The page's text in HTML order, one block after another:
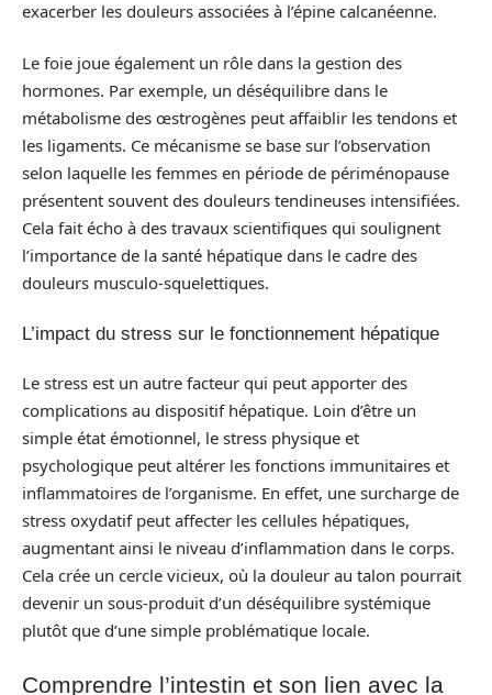
exacerber les douleurs associées à l’épine calcanéenne.
Le foie joue également un rôle dans la gestion des
hormones. Par exemple, un déséquilibre dans le
métabolisme des œstrogènes peut affaiblir les tendons et
les ligaments. Ce mécanisme se base sur l’observation
selon laquelle les femmes en période de périménopause
présentent souvent des douleurs tendineuses intensifiées.
Cela fait écho à des travaux scientifiques qui soulignent
l’importance de la santé hépatique dans le cadre des
douleurs musculo-squelettiques.
L’impact du stress sur le fonctionnement hépatique
Le stress est un autre facteur qui peut apporter des
complications au dispositif hépatique. Loin d’être un
simple état émotionnel, le stress physique et
psychologique peut altérer les fonctions immunitaires et
inflammatoires de l’organisme. En effet, une surcharge de
stress oxydatif peut affecter les cellules hépatiques,
augmentant ainsi le niveau d’inflammation dans le corps.
Cela crée un cercle vicieux, où la douleur au talon pourrait
devenir un sous-produit d’un déséquilibre systémique
plutôt que d’une simple problématique locale.
Comprendre l’intestin et son lien avec la